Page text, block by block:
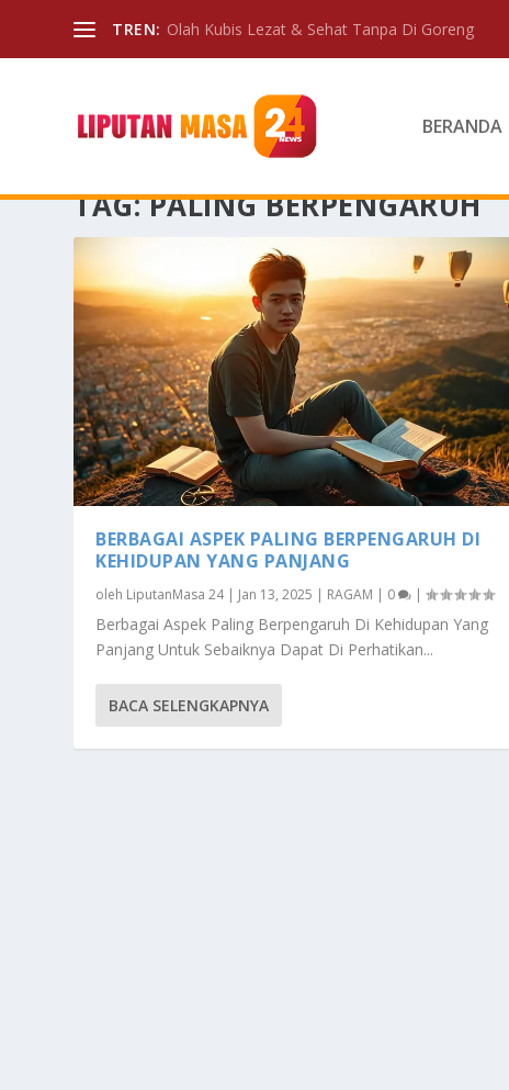
TREN: Olah Kubis Lezat & Sehat Tanpa Di Goreng
BERANDA
TAG:PALING BERPENGARUH
BERBAGAI ASPEK PALING BERPENGARUH DI
KEHIDUPAN YANG PANJANG
oleh LiputanMasa 24| Jan 13, 2025 | RAGAM | 0 |
Berbagai Aspek Paling Berpengaruh Di Kehidupan Yang
Panjang Untuk Sebaiknya Dapat Di Perhatikan...
BACA SELENGKAPNYA